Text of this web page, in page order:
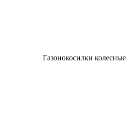
Газонокосилки колесные